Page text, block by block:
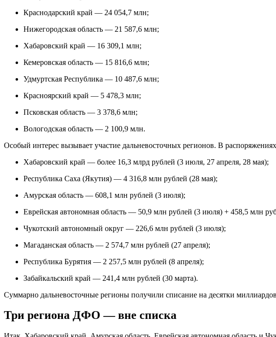
Краснодарский край — 24 054,7 млн;
Нижегородская область — 21 587,6 млн;
Хабаровский край — 16 309,1 млн;
Кемеровская область — 15 816,6 млн;
Удмуртская Республика — 10 487,6 млн;
Красноярский край — 5 478,3 млн;
Псковская область — 3 378,6 млн;
Вологодская область — 2 100,9 млн.
Особый интерес вызывает участие дальневосточных регионов. В
Хабаровский край — более 16,3 млрд рублей (3 июля, 27 апреля, 28 мая);
Республика Саха (Якутия) — 4 316,8 млн рублей (28 мая);
Амурская область — 608,1 млн рублей (3 июля);
Еврейская автономная область — 50,9 млн рублей (3 июля) + 458,5 млн
Чукотский автономный округ — 226,6 млн рублей (3 июля);
Магаданская область — 2 574,7 млн рублей (27 апреля);
Республика Бурятия — 2 257,5 млн рублей (8 апреля);
Забайкальский край — 241,4 млн рублей (30 марта).
Суммарно дальневосточные регионы получили списание на десятки
Три региона ДФО — вне списка